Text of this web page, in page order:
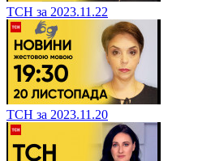
ТСН за 2023.11.22
ТСН за 2023.11.20